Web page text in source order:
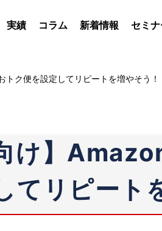
実績 コラム 新着情報 セミ
トク便を設定してリピートを増やそう！
け】
てリピート